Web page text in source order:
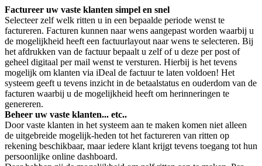
Factureer uw vaste klanten simpel en snel
Selecteer zelf welk ritten u in een bepaalde periode wenst te
factureren. Facturen kunnen naar wens aangepast worden waarbij u
de mogelijkheid heeft een factuurlayout naar wens te selecteren. Bij
het afdrukken van de factuur bepaalt u zelf of u deze per post of
geheel digitaal per mail wenst te versturen. Hierbij is het tevens
mogelijk om klanten via iDeal de factuur te laten voldoen! Het
systeem geeft u tevens inzicht in de betaalstatus en ouderdom van de
facturen waarbij u de mogelijkheid heeft om herinneringen te
genereren.
Beheer uw vaste klanten... etc..
Door vaste klanten in het systeem aan te maken komen niet alleen
de uitgebreide mogelijk-heden tot het factureren van ritten op
rekening beschikbaar, maar iedere klant krijgt tevens toegang tot hun
persoonlijke online dashboard.